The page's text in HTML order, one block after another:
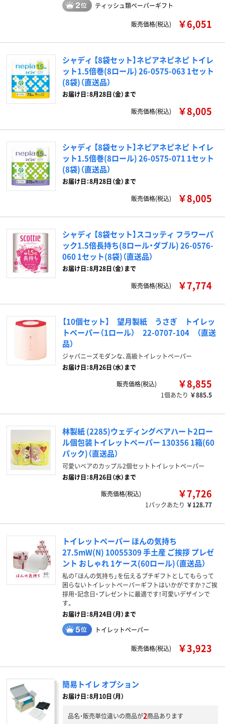
ティッシュ類ペーパーギフト
販売価格(税込) ￥6,051
シャディ 【8袋セット】ネピアネピネピ トイレ
ット1.5倍巻(8ロール) 26-0575-063 1セット
(8袋)（直送品）
お届け日：8月28日（金）まで
販売価格(税込)
￥8,005
シャディ 【8袋セット】ネピアネピネピ トイレ
ット1.5倍巻(8ロール) 26-0575-071 1セット
(8袋)（直送品）
お届け日：8月28日（金）まで
販売価格(税込)
￥8,005
シャディ 【8袋セット】スコッティ フラワーパ
ック1.5倍長持ち(8ロール・ダブル) 26-0576-
060 1セット(8袋)（直送品）
お届け日：8月28日（金）まで
販売価格(税込)
￥7,774
【10個セット】 望月製紙 うさぎ トイレッ
トペーパー（1ロール） 22-0707-104 （直送
品）
ジャパニーズモダンな、高級トイレットペーパー
お届け日：8月26日（水）まで
販売価格(税込)
￥8,855
1個あたり ￥885.5
林製紙 (2285)ウェディングベアハート2ロー
ル個包装トイレットペーパー 130356 1箱(60
パック)（直送品）
可愛いベアのカップル2個セットトイレットペーパー
お届け日：8月26日（水）まで
販売価格(税込)
￥7,726
1パックあたり ￥128.77
トイレットペーパー ほんの気持ち
27.5mW(N) 10055309 手土産 ご挨拶 プレゼ
ント おしゃれ 1ケース(60ロール)（直送品）
私の「ほんの気持ち」を伝えるプチギフトとしてもらって
困らないトイレットペーパーギフトはいかがですか？ご挨
拶用・記念日・プレゼントに最適です！可愛いデザインで
す。
お届け日：8月24日（月）まで
トイレットペーパー
販売価格(税込) ￥3,923
簡易トイレ オプション
お届け日：8月10日（月）
品名・販売単位違いの商品が2商品あります